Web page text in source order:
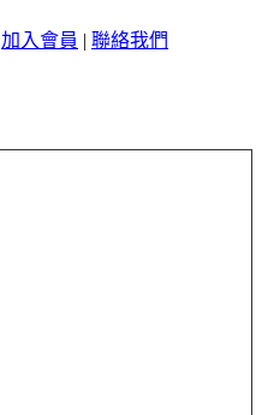
加入會員 | 聯絡我們